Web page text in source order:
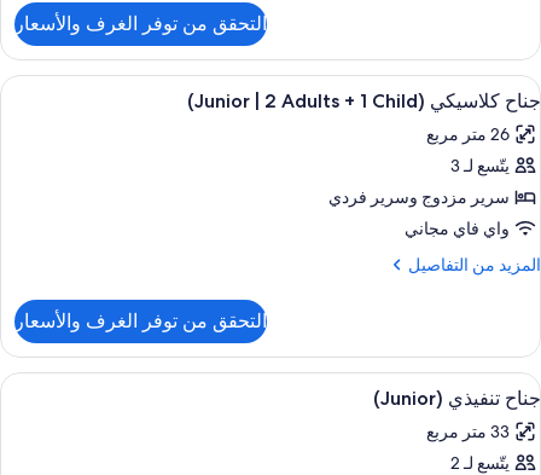
Bed)
جناح
سوبيريور
(Junior
with
Sofa
التحقق من توفر الغرف والأسعار
استعراض
جميع
صور
جناح
كلاسيكي
(Junior
|
+
Child)
ملاءات للفراش لا تسبب الحساسية
7
جناح كلاسيكي (Junior | 2 Adults + 1 Child)
26 متر مربع
يتّسع لـ 3
سرير مزدوج‫‬ وسرير فردي
واي فاي مجاني
المزيد من التفاصيل
المزيد
جناح
كلاسيكي
(Junior
2
Adults
التحقق من توفر الغرف والأسعار
استعراض
جميع
صور
جناح
ملاءات للفراش لا تسبب الحساسية
7
جناح تنفيذي (Junior)
33 متر مربع
يتّسع لـ 2